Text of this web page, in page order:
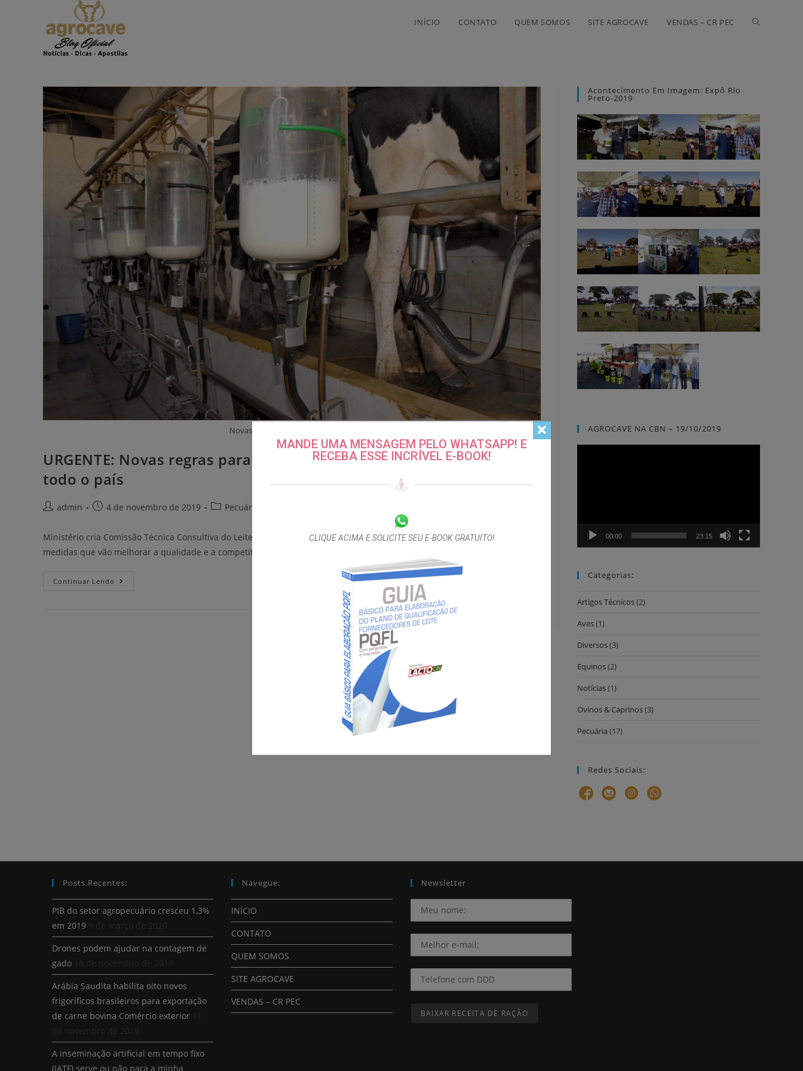
INÍCIO CONTATO QUEM SOMOS SITE AGROCAVE VENDAS – CR PEC
Novas normas do leite ao produtor
URGENTE: Novas regras para produção de leite entram em vigor em
todo o país
admin 4 de novembro de 2019 Pecuária
Ministério cria Comissão Técnica Consultiva do Leite, com a participação da cadeia produtiva, para analisar e propor
medidas que vão melhorar a qualidade e a competitividade no setor lácteo brasileiro.As…
Continuar Lendo
Acontecimento Em Imagem: Expô Rio
Preto-2019
AGROCAVE NA CBN – 19/10/2019
00:00 23:15
Categorias:
Artigos Técnicos(2)
Aves(1)
Diversos(3)
Equinos(2)
Notícias(1)
Ovinos & Caprinos(3)
Pecuária (17)
Redes Sociais:
Posts Recentes:
PIB do setor agropecuário cresceu 1,3%
em 2019
Drones podem ajudar na contagem de
gado
Arábia Saudita habilita oito novos
frigoríficos brasileiros para exportação
de carne bovina Comércio exterior
A inseminação artificial em tempo fixo
(IATF) serve ou não para a minha
Navegue:
INÍCIO
CONTATO
QUEM SOMOS
SITE AGROCAVE
VENDAS – CR PEC
Newsletter
MANDE UMA MENSAGEM PELO WHATSAPP! E
RECEBA ESSE INCRÍVEL E-BOOK!
CLIQUE ACIMA E SOLICITE SEU E-BOOK GRATUITO!